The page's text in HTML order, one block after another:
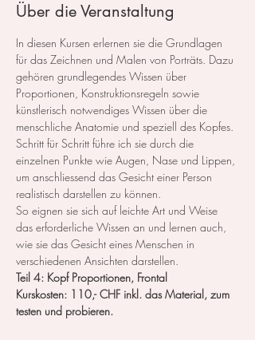
Über die Veranstaltung
In diesen Kursen erlernen sie die Grundlagen
für das Zeichnen und Malen von Porträts. Dazu
gehören grundlegendes Wissen über
Proportionen, Konstruktionsregeln sowie
künstlerisch notwendiges Wissen über die
menschliche Anatomie und speziell des Kopfes.
Schritt für Schritt führe ich sie durch die
einzelnen Punkte wie Augen, Nase und Lippen,
um anschliessend das Gesicht einer Person
realistisch darstellen zu können.
So eignen sie sich auf leichte Art und Weise
das erforderliche Wissen an und lernen auch,
wie sie das Gesicht eines Menschen in
verschiedenen Ansichten darstellen.
Teil 4: Kopf Proportionen, Frontal
Kurskosten: 110,- CHF inkl. das Material, zum
testen und probieren.